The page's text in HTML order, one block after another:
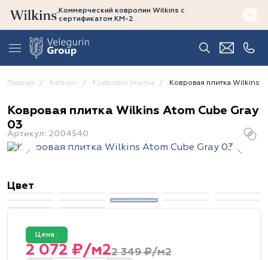
Коммерческий ковролин Wilkins с
сертификатом КМ-2
Главная Каталог Ковровая плитка Ковровая плитка Wilkins
Ковровая плитка Wilkins Atom Cube Gray
03
Артикул: 2004540
Цвет
Цена :
2 349 ₽/м2
2 072 ₽/м2